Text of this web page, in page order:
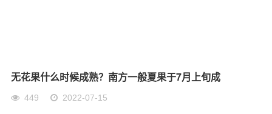
无花果什么时候成熟？南方一般夏果于7月上旬成
449 2022-07-15